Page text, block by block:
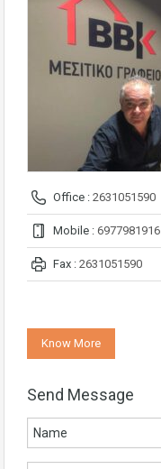
Office : 2631051590
Mobile : 6977981916
Fax : 2631051590
Know More
Send Message